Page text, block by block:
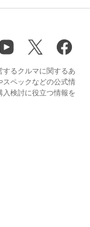
るクルマに関するあ
スペックなどの公式情
検討に役立つ情報を